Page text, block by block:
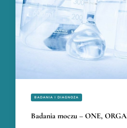
BADANIA I DIAGNOZA
Badania moczu – ONE,